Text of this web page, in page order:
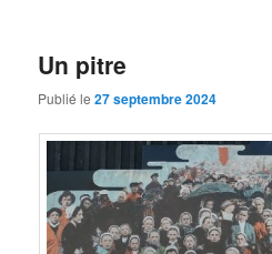
Un pitre
Publié le27 septembre 2024